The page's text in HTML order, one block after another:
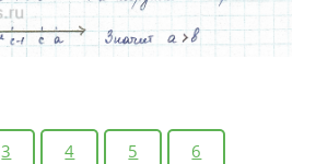
3 4 5 6